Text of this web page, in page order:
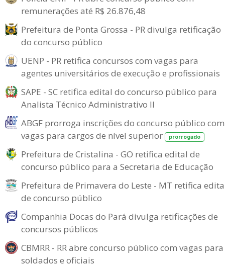
remunerações até R$ 26.876,48
Prefeitura de Ponta Grossa - PR divulga retificação
do concurso público
UENP - PR retifica concursos com vagas para
agentes universitários de execução e profissionais
SAPE - SC retifica edital do concurso público para
Analista Técnico Administrativo II
ABGF prorroga inscrições do concurso público com
vagas para cargos de nível superior
prorrogado
Prefeitura de Cristalina - GO retifica edital de
concurso público para a Secretaria de Educação
Prefeitura de Primavera do Leste - MT retifica
de concurso público
Companhia Docas do Pará divulga retificações de
concursos públicos
CBMRR - RR abre concurso público com vagas para
soldados e oficiais